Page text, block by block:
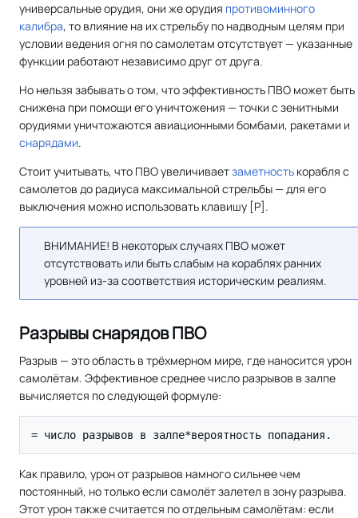
универсальные орудия, они же орудия противоминного
калибра, то влияние на их стрельбу по надводным целям при
условии ведения огня по самолетам отсутствует — указанные
функции работают независимо друг от друга.
Но нельзя забывать о том, что эффективность ПВО может быть
снижена при помощи его уничтожения — точки с зенитными
орудиями уничтожаются авиационными бомбами, ракетами и
снарядами.
Стоит учитывать, что ПВО увеличиваетзаметность корабля с
самолетов до радиуса максимальной стрельбы — для его
выключения можно использовать клавишу [P].
ВНИМАНИЕ! В некоторых случаях ПВО может
отсутствовать или быть слабым на кораблях ранних
уровней из-за соответствия историческим реалиям.
Разрывы снарядов ПВО
Разрыв — это область в трёхмерном мире, где наносится урон
самолётам. Эффективное среднее число разрывов в залпе
вычисляется по следующей формуле:
Как правило, урон от разрывов намного сильнее чем
постоянный, но только если самолёт залетел в зону разрыва.
Этот урон также считается по отдельным самолётам: если